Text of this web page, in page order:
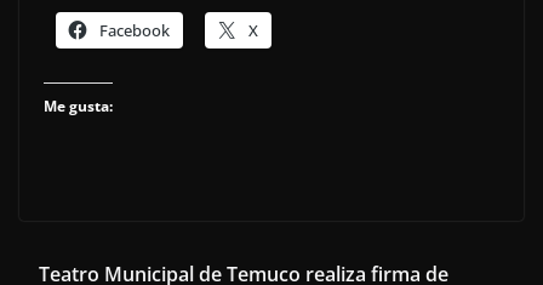
Facebook X
Me gusta:
Teatro Municipal de Temuco realiza firma de